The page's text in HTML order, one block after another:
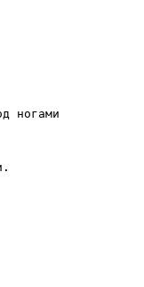
ногами